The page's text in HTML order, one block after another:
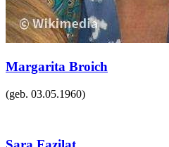
Margarita Broich
(geb. 03.05.1960)